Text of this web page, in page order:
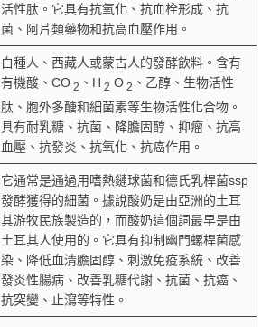
活性肽。它具有抗氧化、抗血栓形成、抗
菌、阿片類藥物和抗高血壓作用。
白種人、西藏人或蒙古人的發酵飲料。含有
有機酸、CO 2 、H 2 O 2 、乙醇、生物活性
肽、胞外多醣和細菌素等生物活性化合物。
具有耐乳糖、抗菌、降膽固醇、抑瘤、抗高
血壓、抗發炎、抗氧化、抗癌作用。
它通常是通過用嗜熱鏈球菌和德氏乳桿菌ssp
發酵獲得的細菌。據說酸奶是由亞洲的土耳
其游牧民族製造的，而酸奶這個詞最早是由
土耳其人使用的。它具有抑制幽門螺桿菌感
染、降低血清膽固醇、刺激免疫系統、改善
發炎性腸病、改善乳糖代謝、抗菌、抗癌、
抗突變、止瀉等特性。